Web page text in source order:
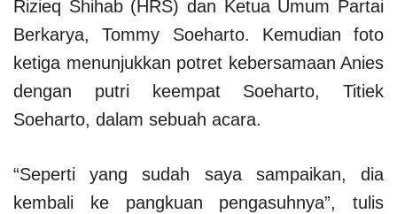
Rizieq Shihab (HRS) dan Ketua Umum Partai
Berkarya, Tommy Soeharto. Kemudian foto
ketiga menunjukkan potret kebersamaan Anies
dengan putri keempat Soeharto, Titiek
Soeharto, dalam sebuah acara.
“Seperti yang sudah saya sampaikan, dia
kembali ke pangkuan pengasuhnya”, tulis